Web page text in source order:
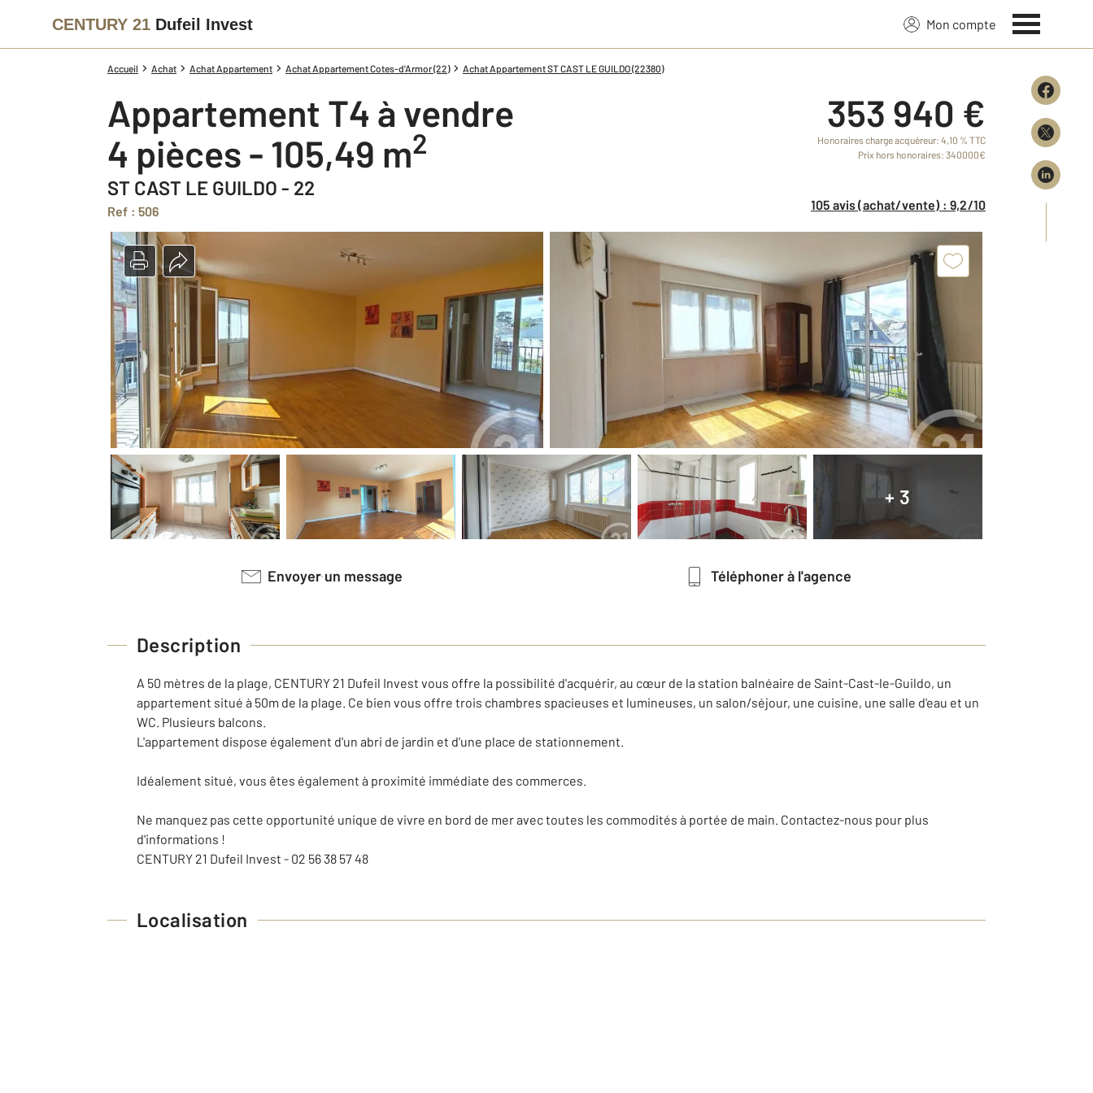
CENTURY 21 Dufeil Invest Mon compte
Accueil Achat Achat Appartement Achat Appartement Cotes-d'Armor (22) Achat Appartement ST CAST LE GUILDO (22380)
Appartement T4 à vendre
4 pièces - 105,49 m2
ST CAST LE GUILDO - 22
Ref : 506
353 940 €
Honoraires charge acquéreur: 4,10 % TTC
Prix hors honoraires: 340000€
105 avis (achat/vente) : 9,2/10
+ 3
Envoyer un message Téléphoner à l'agence
Description
A 50 mètres de la plage, CENTURY 21 Dufeil Invest vous offre la possibilité d'acquérir, au cœur de la station balnéaire de Saint-Cast-le-Guildo, un
appartement situé à 50m de la plage. Ce bien vous offre trois chambres spacieuses et lumineuses, un salon/séjour, une cuisine, une salle d'eau et un
WC. Plusieurs balcons.
L'appartement dispose également d'un abri de jardin et d'une place de stationnement.
Idéalement situé, vous êtes également à proximité immédiate des commerces.
Ne manquez pas cette opportunité unique de vivre en bord de mer avec toutes les commodités à portée de main. Contactez-nous pour plus
d'informations !
CENTURY 21 Dufeil Invest - 02 56 38 57 48
Localisation